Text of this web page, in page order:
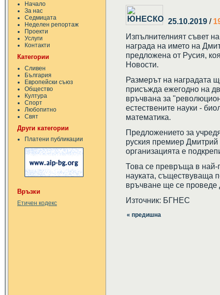
Начало
За нас
Седмицата
Неделен репортаж
Проекти
Услуги
Контакти
Категории
Сливен
България
Европейски съюз
Общество
Култура
Спорт
Любопитно
Свят
Други категории
Платени публикации
Връзки
Етичен кодекс
25.10.2019 /
Изпълнителният съвет
награда на името на
предложена от Русия,
Новости.
Размерът на наградата
присъжда ежегодно на
връчвана за
естествените науки -
математика.
Предложението за
руския премиер
организацията е
Това се превръща в най-
науката, съществуваща
връчване ще се проведе
Източник: БГНЕС
« предишна